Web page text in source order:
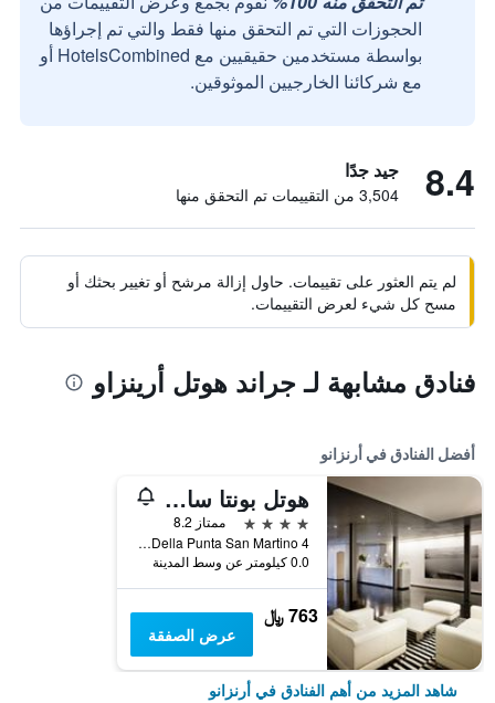
الحجوزات التي تم التحقق منها فقط والتي تم إجراؤها
بواسطة مستخدمين حقيقيين مع HotelsCombined أو
مع شركائنا الخارجيين الموثوقين.
8.4 جيد جدًا
3,504 من التقييمات تم التحقق منها
لم يتم العثور على تقييمات. حاول إزالة مرشح أو تغيير بحثك أو
مسح كل شيء لعرض التقييمات.
فنادق مشابهة لـ جراند هوتل أرينزاو
أفضل الفنادق في أرنزانو
هوتل بونتا سان مارتينو
4 نجوم
ممتاز 8.2
Via Della Punta San Martino 4, أرنزانو, مقاطعة جنوة, إيطاليا
0.0 كيلومتر عن وسط المدينة
763 ﷼
عرض الصفقة
شاهد المزيد من أهم الفنادق في أرنزانو